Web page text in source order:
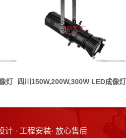
灯 四川150W,200W,300W LED成像灯
计 · 工程安装· 放心售后